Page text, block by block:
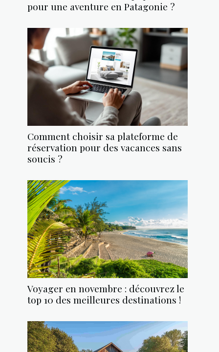
pour une aventure en Patagonie ?
Comment choisir sa plateforme de
réservation pour des vacances sans
soucis ?
Voyager en novembre : découvrez le
top 10 des meilleures destinations !